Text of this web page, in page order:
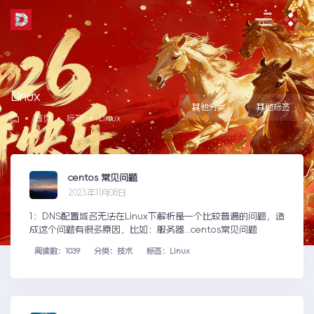
the
Linux
首页 标签 Linux
其他分类 其他标签
centos 常见问题
2023年11月08日
1：DNS配置域名无法在Linux下解析是一个比较普遍的问题，造
成这个问题有很多原因，比如：服务器...centos常见问题
阅读数：1039 分类：技术 标签：Linux